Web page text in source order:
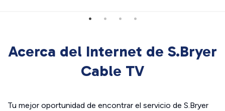
Acerca del Internet de S.Bryer
Cable TV
Tu mejor oportunidad de encontrar el servicio de S.Bryer